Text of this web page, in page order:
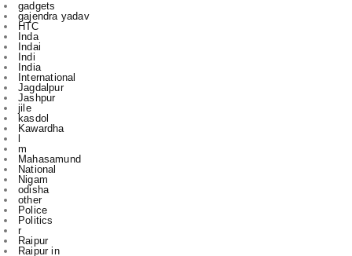
Indi
India
International
Jagdalpur
Jashpur
jile
kasdol
Kawardha
l
m
Mahasamund
National
Nigam
odisha
other
Police
Politics
r
Raipur
Raipur in
Rajnandgaon
Ranchi
Rikeshsen
Risali